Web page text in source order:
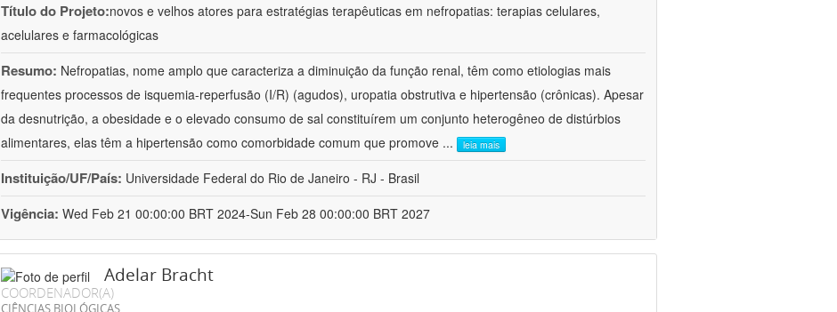
Título do Projeto:novos e velhos atores para estratégias terapêuticas em nefropatias: terapias celulares,
acelulares e farmacológicas
Resumo: Nefropatias, nome amplo que caracteriza a diminuição da função renal, têm como etiologias mais
frequentes processos de isquemia-reperfusão (I/R) (agudos), uropatia obstrutiva e hipertensão (crônicas). Apesar
da desnutrição, a obesidade e o elevado consumo de sal constituírem um conjunto heterogêneo de distúrbios
alimentares, elas têm a hipertensão como comorbidade comum que promove ... leia mais
Instituição/UF/País: Universidade Federal do Rio de Janeiro - RJ - Brasil
Vigência: Wed Feb 21 00:00:00 BRT 2024-Sun Feb 28 00:00:00 BRT 2027
Adelar Bracht
COORDENADOR(A)
CIÊNCIAS BIOLÓGICAS